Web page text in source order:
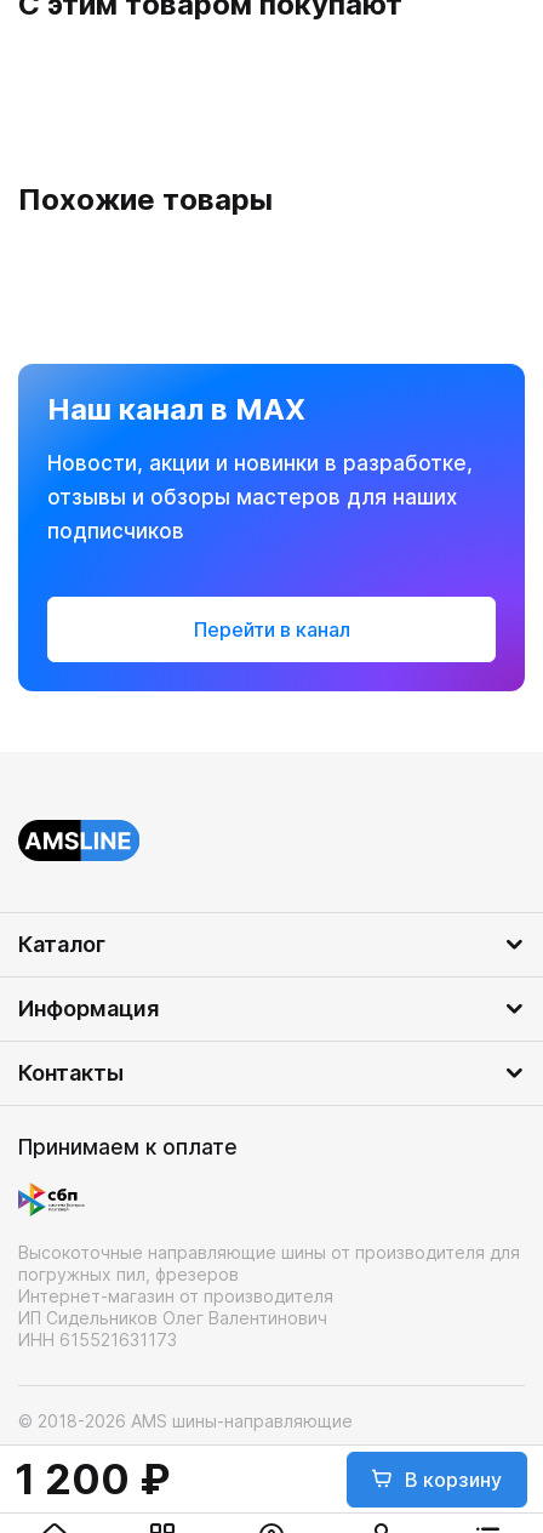
1 200 ₽ В корзину
Похожие товары
Наш канал в MAX
Новости, акции и новинки в разработке,
отзывы и обзоры мастеров для наших
подписчиков
Перейти в канал
Каталог
Информация
Контакты
Принимаем к оплате
Высокоточные направляющие шины от производителя для
погружных пил, фрезеров
Интернет-магазин от производителя
ИП Сидельников Олег Валентинович
ИНН 615521631173
© 2018-2026 AMS шины-направляющие
Вся информация на сайте – собственность интернет-
магазина ams-tools.ru